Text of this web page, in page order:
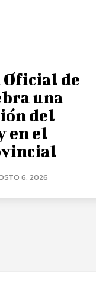
Oficial de
una
del
en el
6, 2026